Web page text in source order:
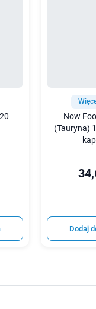
Now
(Tauryna)
Dodaj